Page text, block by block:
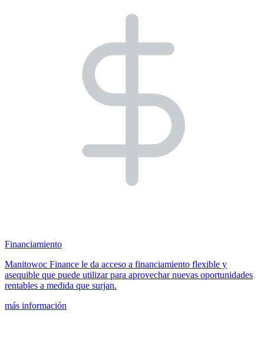
Financiamiento
Manitowoc Finance le da acceso a financiamiento flexible y
asequible que puede utilizar para aprovechar nuevas oportunidades
rentables a medida que surjan.
más información